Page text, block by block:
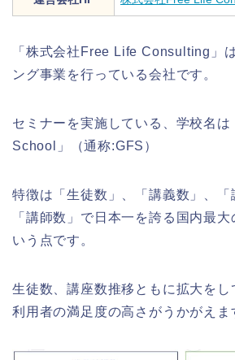
「株式会社Free Life Consulting」
ング事業を行っている会社です。
セミナーを実施している、学校名
School」（通称:GFS）
特徴は「生徒数」、「講義数」、「
「講師数」で日本一を誇る国内最
いう点です。
生徒数、講座数推移ともに拡大をし
利用者の満足度の高さがうかがえま